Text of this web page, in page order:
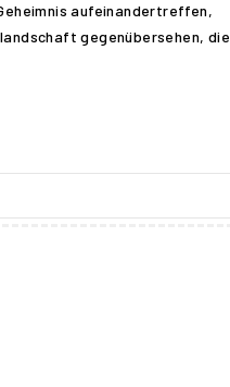
aufeinandertreffen,
gegenübersehen, die